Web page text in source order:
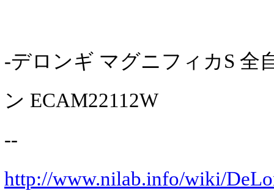
-デロンギ マグニフィカS 全
ン ECAM22112W
--
http://www.nilab.info/wiki/